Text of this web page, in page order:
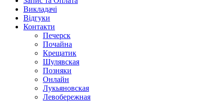
Викладачі
Відгуки
Контакти
Печерск
Почайна
Крещатик
Шулявская
Позняки
Онлайн
Лукьяновская
Левобережная